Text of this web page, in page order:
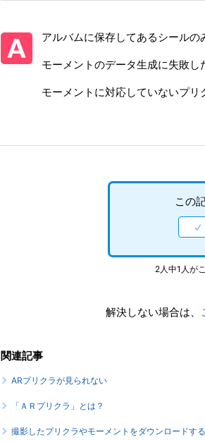
アルバムに保存してあるシールの
モーメントのデータ生成に失敗し
モーメントに対応していないプリ
この
2人中1人が
解決しない場合は、
関連記事
ARプリクラが見られない
「ＡＲプリクラ」とは？
撮影したプリクラやモーメントをダウンロードす